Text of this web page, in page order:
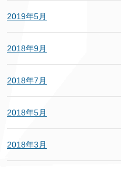
2019年5月
2018年9月
2018年7月
2018年5月
2018年3月